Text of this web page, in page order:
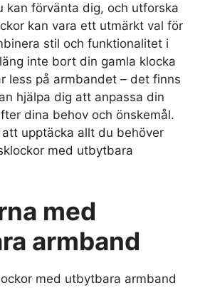
kan förvänta dig, och utforska
kan vara ett utmärkt val för
stil och funktionalitet i
inte bort din gamla klocka
less på armbandet – det finns
hjälpa dig att anpassa din
dina behov och önskemål.
upptäcka allt du behöver
med utbytbara
med
armband
med utbytbara armband